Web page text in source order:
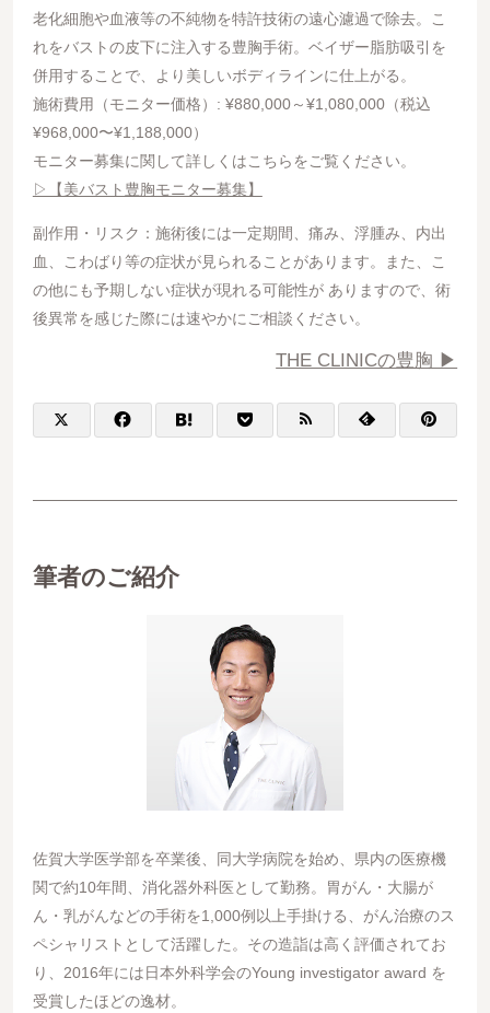
老化細胞や血液等の不純物を特許技術の遠心濾過で除去。こ
れをバストの皮下に注入する豊胸手術。ベイザー脂肪吸引を
併用することで、より美しいボディラインに仕上がる。
施術費用（モニター価格）: ¥880,000～¥1,080,000（税込
¥968,000〜¥1,188,000）
モニター募集に関して詳しくはこちらをご覧ください。
▷【美バスト豊胸モニター募集】
副作用・リスク：施術後には一定期間、痛み、浮腫み、内出
血、こわばり等の症状が見られることがあります。また、こ
の他にも予期しない症状が現れる可能性が ありますので、術
後異常を感じた際には速やかにご相談ください。
THE CLINICの豊胸 ▶︎
筆者のご紹介
佐賀大学医学部を卒業後、同大学病院を始め、県内の医療機
関で約10年間、消化器外科医として勤務。胃がん・大腸が
ん・乳がんなどの手術を1,000例以上手掛ける、がん治療のス
ペシャリストとして活躍した。その造詣は高く評価されてお
り、2016年には日本外科学会のYoung investigator award を
受賞したほどの逸材。